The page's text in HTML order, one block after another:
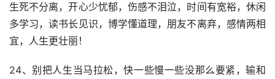
生死不分离，开心少忧郁，伤感不泪泣，时间有宽裕，休闲
多学习，读书长见识，博学懂道理，朋友不离弃，感情两相
宜，人生更壮丽！
24、别把人生当马拉松，快一些慢一些没那么要紧，输和